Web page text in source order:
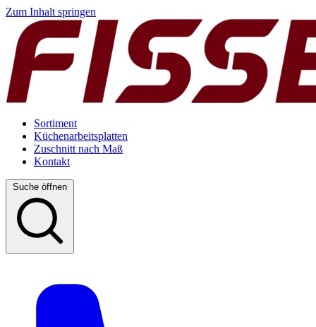
Zum Inhalt springen
Sortiment
Küchenarbeitsplatten
Zuschnitt nach Maß
Kontakt
Suche öffnen